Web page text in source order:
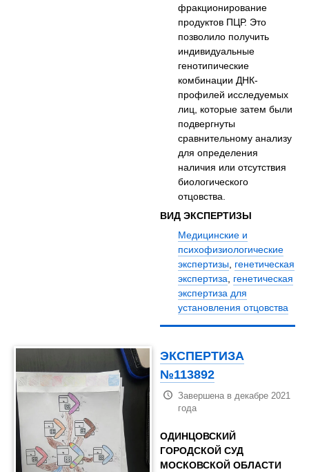
фракционирование
продуктов ПЦР. Это
позволило получить
индивидуальные
генотипические
комбинации ДНК-
профилей исследуемых
лиц, которые затем были
подвергнуты
сравнительному анализу
для определения
наличия или отсутствия
биологического
отцовства.
ВИД ЭКСПЕРТИЗЫ
Медицинские и
психофизиологические
экспертизы, генетическая
экспертиза, генетическая
экспертиза для
установления отцовства
ЭКСПЕРТИЗА
№113892
Завершена в декабре 2021
года
ОДИНЦОВСКИЙ
ГОРОДСКОЙ СУД
МОСКОВСКОЙ ОБЛАСТИ